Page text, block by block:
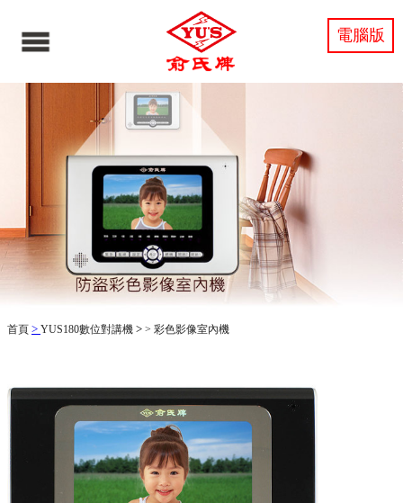
電腦版
首頁 > YUS180數位對講機 > > 彩色影像室內機